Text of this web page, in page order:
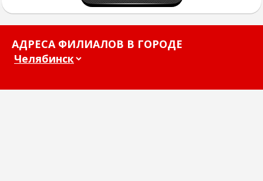
АДРЕСА ФИЛИАЛОВ В ГОРОДЕ